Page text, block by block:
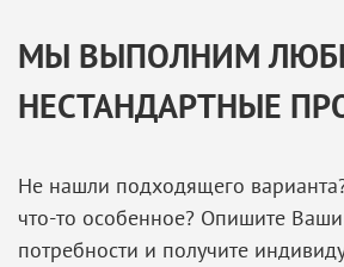
МЫ ВЫПОЛНИМ
НЕСТАНДАРТНЫЕ
Не нашли подходящего
что-то особенное? Опишите
потребности и получите